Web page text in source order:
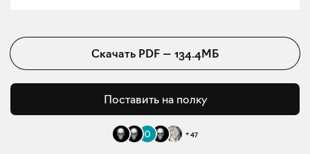
Скачать PDF — 134.4МБ
Поставить на полку
+47